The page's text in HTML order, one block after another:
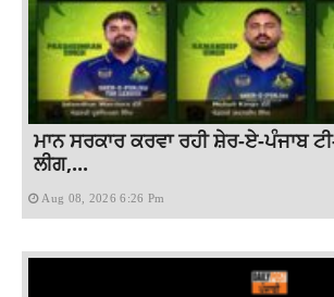
ਮਾਨ ਸਰਕਾਰ ਕਰਵਾ ਰਹੀ ਸ਼ੇਰ-ਏ-ਪੰਜਾਬ
ਲੀਗ,...
Aug 08, 2026 6:26 Pm